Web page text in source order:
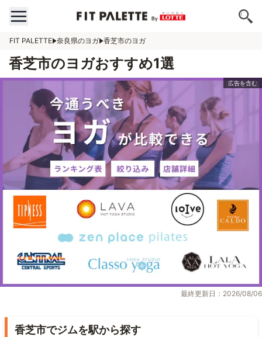
FIT PALETTE 奈良県のヨガ 香芝市のヨガ
香芝市のヨガおすすめ1選
最終更新日：2026/08/06
香芝市でジムを駅から探す